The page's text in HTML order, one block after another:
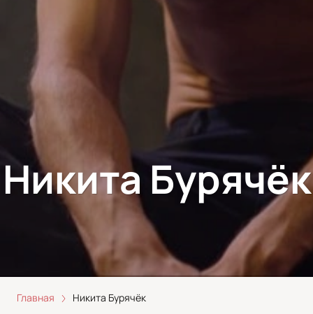
Никита Бурячёк
Главная Никита Бурячёк